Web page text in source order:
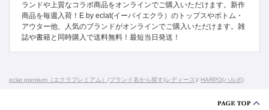
ランドや上質なコラボ商品をオンラインでご購入いただけます。新作
商品を毎週入荷！E by eclat(イーバイエクラ）のトップスやボトム・
アウター他、人気のブランドがオンラインでご購入いただけます。雑
誌や書籍と同時購入で送料無料！最短当日発送！
eclat premium（エクラプレミアム） /ブランド名から探す(レディース)/ HARPO(ハルポ)